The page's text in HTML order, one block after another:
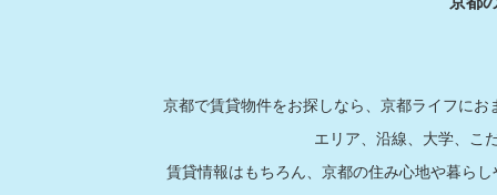
京都で賃貸物件をお探しなら、京都ライフに
エリア、沿線、大学、こ
賃貸情報はもちろん、京都の住み心地や暮ら